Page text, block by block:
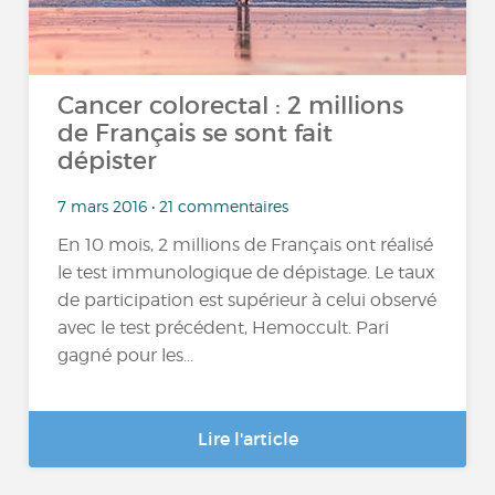
Cancer colorectal : 2 millions
de Français se sont fait
dépister
7 mars 2016 • 21 commentaires
En 10 mois, 2 millions de Français ont réalisé
le test immunologique de dépistage. Le taux
de participation est supérieur à celui observé
avec le test précédent, Hemoccult. Pari
gagné pour les...
Lire l'article